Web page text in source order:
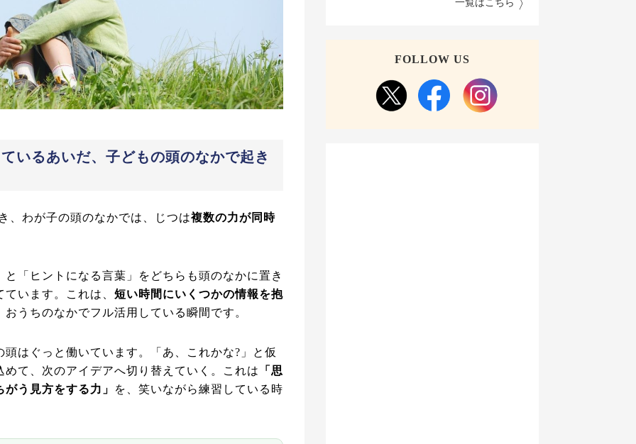
いるあいだ、子どもの頭のなかで起き
、わが子の頭のなかでは、じつは複数の力が同時
「ヒントになる言葉」をどちらも頭のなかに置き
います。これは、 短い時間にいくつかの情報を抱
おうちのなかでフル活用している瞬間です。
はぐっと働いています。「あ、これかな?」と仮
て、次のアイデアへ切り替えていく。これは
「思
う見方をする力」
を、笑いながら練習している時
一覧はこちら
FOLLOW US